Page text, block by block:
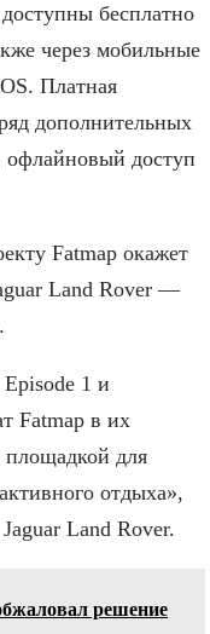
бесплатно
через мобильные
Платная
дополнительных
офлайновый доступ
Fatmap окажет
Land Rover —
1 и
Fatmap в их
площадкой для
отдыха»,
Land Rover.
решение